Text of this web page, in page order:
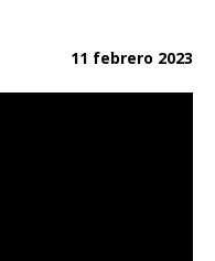
11 febrero 2023